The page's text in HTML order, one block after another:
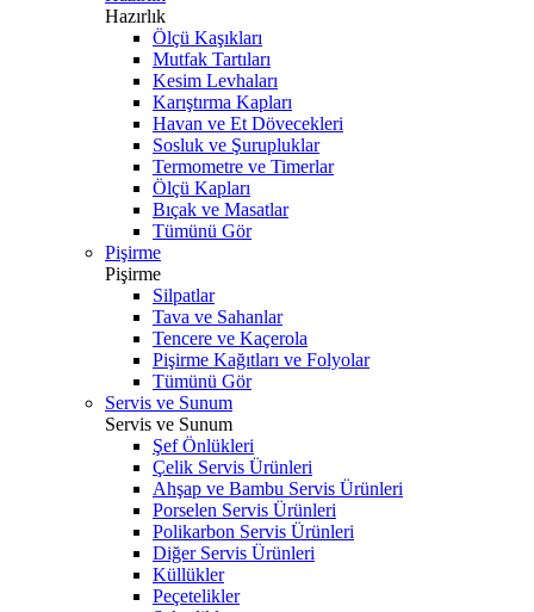
Hazırlık
Ölçü Kaşıkları
Mutfak Tartıları
Kesim Levhaları
Karıştırma Kapları
Havan ve Et Dövecekleri
Sosluk ve Şurupluklar
Termometre ve Timerlar
Ölçü Kapları
Bıçak ve Masatlar
Tümünü Gör
Pişirme
Pişirme
Silpatlar
Tava ve Sahanlar
Tencere ve Kaçerola
Pişirme Kağıtları ve Folyolar
Tümünü Gör
Servis ve Sunum
Servis ve Sunum
Şef Önlükleri
Çelik Servis Ürünleri
Ahşap ve Bambu Servis Ürünleri
Porselen Servis Ürünleri
Polikarbon Servis Ürünleri
Diğer Servis Ürünleri
Küllükler
Peçetelikler